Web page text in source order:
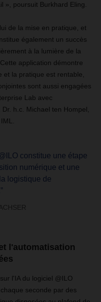
», poursuit Burkhard Eling.
de la mise en pratique, et
également un succès
à la lumière de la
application démontre
la pratique est rentable,
sont aussi engagées
Lab avec
h.c. Michael ten Hompel,
constitue une étape
numérique et une
logistique de
l'automatisation
l'IA du logiciel @ILO
seconde par des